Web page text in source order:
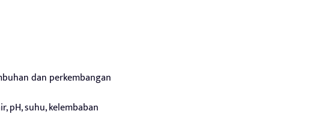
dan perkembangan
pH, suhu, kelembaban